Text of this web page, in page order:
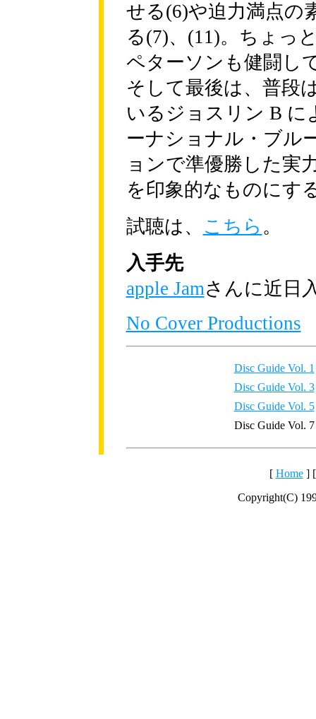
せる(6)や迫力満点の
る(7)、(11)。ちょっ
ペターソンも健闘し
そして最後は、普段
いるジョスリン B に
ーナショナル・ブル
ョンで準優勝した実
を印象的なものにす
試聴は、
こちら 。
入手先
apple Jamさんに近日
No Cover Productions
Disc Guide Vol. 1
Disc Guide Vol. 3
Disc Guide Vol. 5
Disc Guide Vol. 7
[ Home]
Copyright(C)